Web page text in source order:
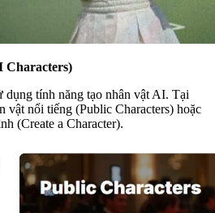
Characters)
dụng tính năng tạo nhân vật AI. Tại
vật nổi tiếng (Public Characters) hoặc
(Create a Character).